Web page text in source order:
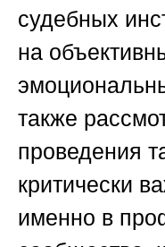
судебных
на
также
проведения
критически
именно в